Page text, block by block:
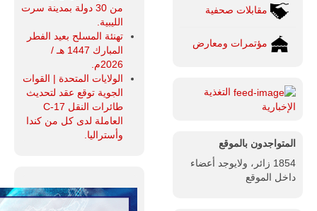
حضور دولي
تقوده الولايات
المتحدة وشراكة
مباشرة مع
أطراف ليبية
منقسمة منذ…
للمزيد
مقابلات صحفية
مؤتمرات ومعارض
التغذية
الإخبارية
المتواجدون بالموقع
1854 زائر، ولايوجد أعضاء
داخل الموقع
من 30 دولة بمدينة سرت
الليبية.
تهنئة المسلح بعيد الفطر
المبارك 1447 هـ /
2026م.
الولايات المتحدة | القوات
الجوية توقع عقد لتحديث
طائرات النقل C-17
العاملة لدى كل من كندا
وأستراليا.